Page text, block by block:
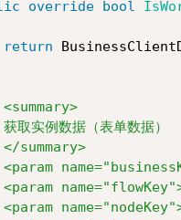
override bool
return
实例数据（表单数据）
summary>